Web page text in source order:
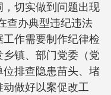
切实做到问题出现
查办典型违纪违法
作需要制作纪律检
镇、部门党委（党
排查隐患苗头、堵
做好以案促改工